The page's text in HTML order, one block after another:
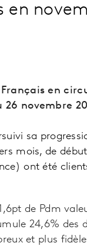
en
en
26 novembre
sa
mois, de
ont été
de Pdm
24,6% des
et plus